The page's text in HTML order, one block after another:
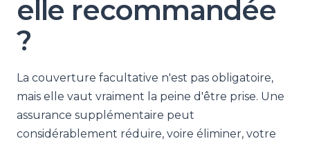
elle recommandée
?
La couverture facultative n'est pas obligatoire,
mais elle vaut vraiment la peine d'être prise. Une
assurance supplémentaire peut
considérablement réduire, voire éliminer, votre